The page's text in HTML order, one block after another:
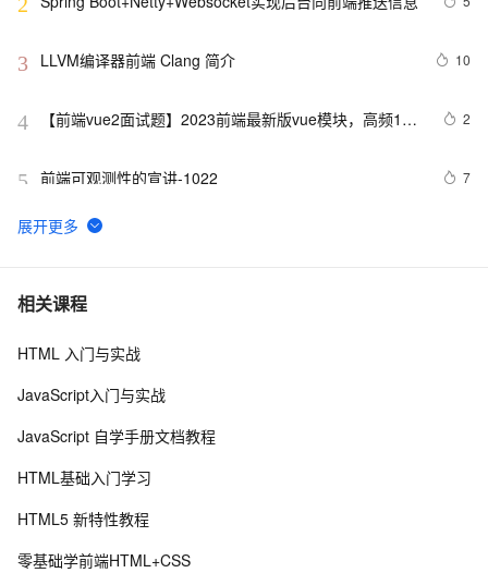
3 LLVM编译器前端 Clang 简介 10
4
【前端vue2面试题】2023前端最新版vue模块，高频17
2
5 前端可观测性的宣讲-1022 7
6 2022 前端包管理方案-pnpm 和 corepack
7 而桌面app向来是web前端开发开发人员下意识的避开方
8 前端常见的HTTP状态码
10探索现代前端工程化工具与流程：提升开发效率和项目质
相关课程
HTML 入门与实战
JavaScript入门与实战
JavaScript 自学手册文档教程
HTML基础入门学习
HTML5 新特性教程
零基础学前端HTML+CSS